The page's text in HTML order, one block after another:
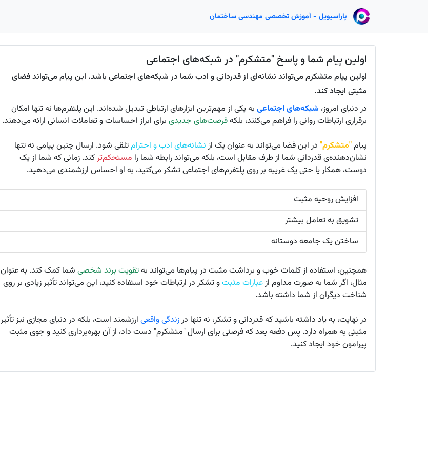
پاراسیویل - آموزش تخصصی مهندسی ساختمان
اولین پیام شما و پاسخ "متشکرم" در شبکه‌های اجتماعی
اولین پیام متشکرم می‌تواند نشانه‌ای از قدردانی و ادب شما در شبکه‌های اجتماعی باشد. این پیام می‌تواند فضای
مثبتی ایجاد کند.
در دنیای امروز، شبکه‌های اجتماعی به یکی از مهم‌ترین ابزارهای ارتباطی تبدیل شده‌اند. این پلتفرم‌ها نه تنها امکان
برقراری ارتباطات روا‌نی را فراهم می‌کنند، بلکهفرصت‌های جدیدی برای ابراز احساسات و تعاملات انسانی ارائه می‌دهند.
پیام"متشکرم" در این فضا می‌تواند به عنوان یک از نشانه‌های ادب و احترامتلقی شود. ارسال چنین پیامی نه تنها
نشان‌دهنده‌ی قدردانی شما از طرف مقابل است، بلکه می‌تواند رابطه شما را مستحکم‌ترکند. زمانی که شما از یک
دوست، همکار یا حتی یک غریبه بر روی پلتفرم‌های اجتماعی تشکر می‌کنید، به او احساس ارزشمندی می‌دهید.
افزایش روحیه مثبت
تشویق به تعامل بیشتر
ساختن یک جامعه دوستانه
همچنین، استفاده از کلمات خوب و برداشت مثبت در پیام‌ها می‌تواند بهتقویت برند شخصی شما کمک کند. به عنوان
مثال، اگر شما به صورت مداوم ازعبارات مثبتو تشکر در ارتباطات خود استفاده کنید، این می‌تواند تأثیر زیادی بر روی
شناخت دیگران از شما داشته باشد.
در نهایت، به یاد داشته باشید که قدردانی و تشکر، نه تنها درزندگی واقعی ارزشمند است، بلکه در دنیای مجازی نیز تأثیر
مثبتی به همراه دارد. پس دفعه بعد که فرصتی برای ارسال "متشکرم" دست داد، از آن بهره‌برداری کنید و جوی مثبت
پیرامون خود ایجاد کنید.